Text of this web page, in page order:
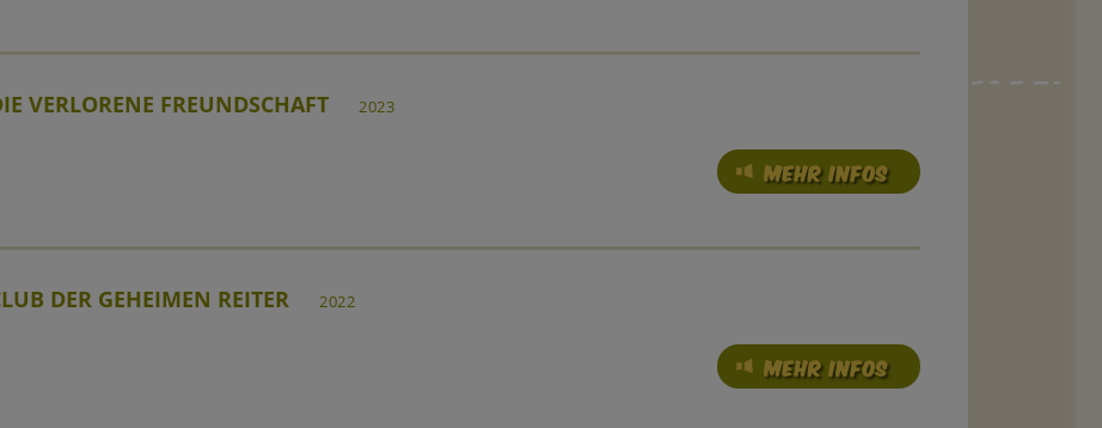
VERLORENE FREUNDSCHAFT 2023
MEHR INFOS
DER GEHEIMEN REITER 2022
MEHR INFOS